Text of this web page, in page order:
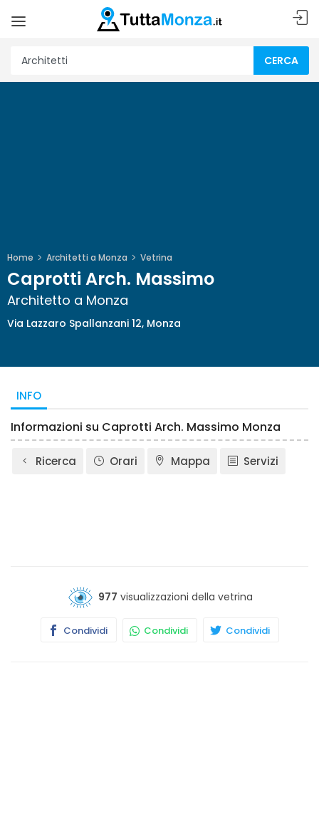
CERCA
Home Architetti a Monza Vetrina
Caprotti Arch. Massimo
Architetto a Monza
Via Lazzaro Spallanzani 12, Monza
INFO
Informazioni su Caprotti Arch. Massimo Monza
Ricerca Orari Mappa Servizi
977 visualizzazioni della vetrina
Condividi Condividi Condividi